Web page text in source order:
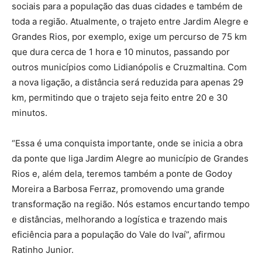
sociais para a população das duas cidades e também de
toda a região. Atualmente, o trajeto entre Jardim Alegre e
Grandes Rios, por exemplo, exige um percurso de 75 km
que dura cerca de 1 hora e 10 minutos, passando por
outros municípios como Lidianópolis e Cruzmaltina. Com
a nova ligação, a distância será reduzida para apenas 29
km, permitindo que o trajeto seja feito entre 20 e 30
minutos.
“Essa é uma conquista importante, onde se inicia a obra
da ponte que liga Jardim Alegre ao município de Grandes
Rios e, além dela, teremos também a ponte de Godoy
Moreira a Barbosa Ferraz, promovendo uma grande
transformação na região. Nós estamos encurtando tempo
e distâncias, melhorando a logística e trazendo mais
eficiência para a população do Vale do Ivaí”, afirmou
Ratinho Junior.